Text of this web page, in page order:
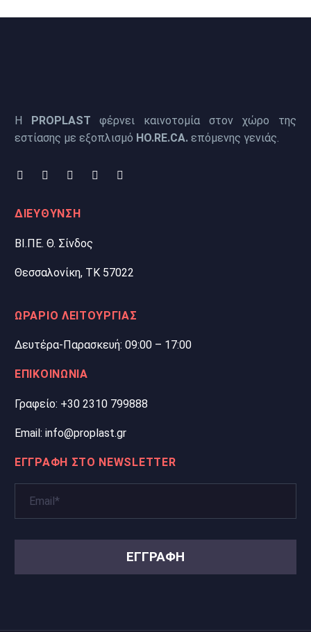
Η PROPLAST φέρνει καινοτομία στον χώρο της
εστίασης με εξοπλισμό HO.RE.CA. επόμενης γενιάς.
ΔΙΕΥΘΥΝΣΗ
ΒΙ.ΠΕ. Θ. Σίνδος
Θεσσαλονίκη, ΤΚ 57022
ΩΡΑΡΙΟ ΛΕΙΤΟΥΡΓΙΑΣ
Δευτέρα-Παρασκευή: 09:00 – 17:00
ΕΠΙΚΟΙΝΩΝΙΑ
Γραφείο: +30 2310 799888
Email: info@proplast.gr
ΕΓΓΡΑΦΗ ΣΤΟ NEWSLETTER